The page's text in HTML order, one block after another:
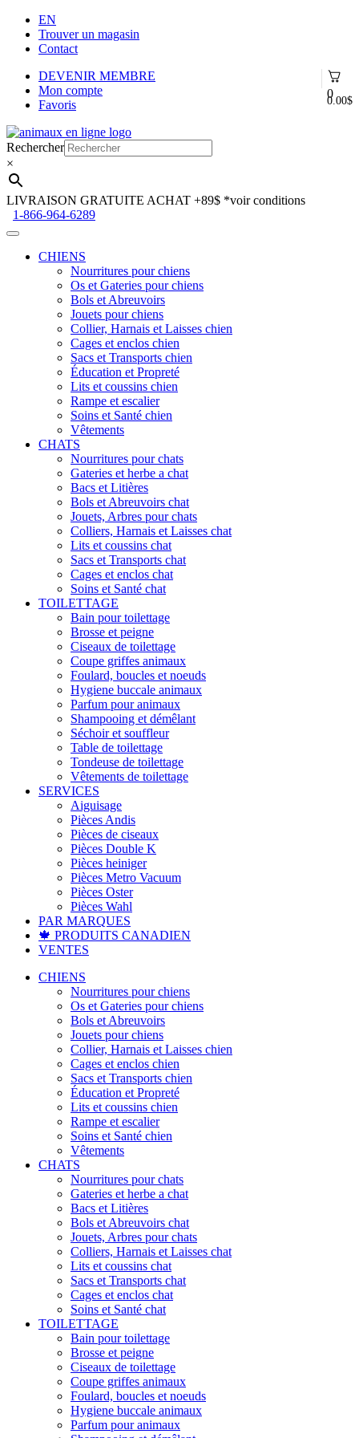
EN
Trouver un magasin
Contact
0
0.00$
DEVENIR MEMBRE
Mon compte
Favoris
Aller
à
la
navigation
Aller
au
contenu
Rechercher
×
LIVRAISON GRATUITE ACHAT +89$ *voir conditions
1-866-964-6289
CHIENS
Nourritures pour chiens
Os et Gateries pour chiens
Bols et Abreuvoirs
Jouets pour chiens
Collier, Harnais et Laisses chien
Cages et enclos chien
Sacs et Transports chien
Éducation et Propreté
Lits et coussins chien
Rampe et escalier
Soins et Santé chien
Vêtements
CHATS
Nourritures pour chats
Gateries et herbe a chat
Bacs et Litières
Bols et Abreuvoirs chat
Jouets, Arbres pour chats
Colliers, Harnais et Laisses chat
Lits et coussins chat
Sacs et Transports chat
Cages et enclos chat
Soins et Santé chat
TOILETTAGE
Bain pour toilettage
Brosse et peigne
Ciseaux de toilettage
Coupe griffes animaux
Foulard, boucles et noeuds
Hygiene buccale animaux
Parfum pour animaux
Shampooing et démêlant
Séchoir et souffleur
Table de toilettage
Tondeuse de toilettage
Vêtements de toilettage
SERVICES
Aiguisage
Pièces Andis
Pièces de ciseaux
Pièces Double K
Pièces heiniger
Pièces Metro Vacuum
Pièces Oster
Pièces Wahl
PAR MARQUES
🍁 PRODUITS CANADIEN
VENTES
CHIENS
Nourritures pour chiens
Os et Gateries pour chiens
Bols et Abreuvoirs
Jouets pour chiens
Collier, Harnais et Laisses chien
Cages et enclos chien
Sacs et Transports chien
Éducation et Propreté
Lits et coussins chien
Rampe et escalier
Soins et Santé chien
Vêtements
CHATS
Nourritures pour chats
Gateries et herbe a chat
Bacs et Litières
Bols et Abreuvoirs chat
Jouets, Arbres pour chats
Colliers, Harnais et Laisses chat
Lits et coussins chat
Sacs et Transports chat
Cages et enclos chat
Soins et Santé chat
TOILETTAGE
Bain pour toilettage
Brosse et peigne
Ciseaux de toilettage
Coupe griffes animaux
Foulard, boucles et noeuds
Hygiene buccale animaux
Parfum pour animaux